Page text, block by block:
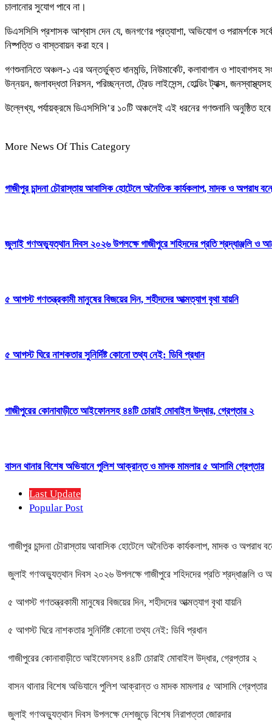
চালানোর সুযোগ পাবে না।
​ডিএসসিসি প্রশাসক আশ্বাস দেন যে, জনগণের প্রত্যাশা, অভিযোগ ও পরামর্শকে
নিষ্পত্তি ও বাস্তবায়ন করা হবে।
​গণশুনানিতে অঞ্চল-১ এর অন্তর্ভুক্ত ধানমন্ডি, নিউমার্কেট, কলাবাগান ও শাহবাগসহ
উন্নয়ন, জলাবদ্ধতা নিরসন, পরিচ্ছন্নতা, ট্রেড লাইসেন্স, হোল্ডিং ট্যাক্স,
​উল্লেখ্য, পর্যায়ক্রমে ডিএসসিসি’র ১০টি অঞ্চলেই এই ধরনের গণশুনানি অনুষ্ঠিত
More News Of This Category
গাজীপুর চান্দনা চৌরাস্তায় আবাসিক হোটেলে অনৈতিক কার্যকলাপ, মাদক ও অপরাধ
জুলাই গণঅভ্যুত্থান দিবস ২০২৬ উপলক্ষে গাজীপুরে শহিদদের প্রতি শ্রদ্ধাঞ্জলি ও
৫ আগস্ট গণতন্ত্রকামী মানুষের বিজয়ের দিন, শহীদদের আত্মত্যাগ বৃথা যায়নি
৫ আগস্ট ঘিরে নাশকতার সুনির্দিষ্ট কোনো তথ্য নেই: ডিবি প্রধান
গাজীপুরের কোনাবাড়ীতে আইফোনসহ ৪৪টি চোরাই মোবাইল উদ্ধার, গ্রেপ্তার ২
বাসন থানার বিশেষ অভিযানে পুলিশ আক্রান্ত ও মাদক মামলার ৫ আসামি গ্রেপ্তার
Last Update
Popular Post
গাজীপুর চান্দনা চৌরাস্তায় আবাসিক হোটেলে অনৈতিক কার্যকলাপ, মাদক ও অপরাধ
জুলাই গণঅভ্যুত্থান দিবস ২০২৬ উপলক্ষে গাজীপুরে শহিদদের প্রতি শ্রদ্ধাঞ্জলি ও
৫ আগস্ট গণতন্ত্রকামী মানুষের বিজয়ের দিন, শহীদদের আত্মত্যাগ বৃথা যায়নি
৫ আগস্ট ঘিরে নাশকতার সুনির্দিষ্ট কোনো তথ্য নেই: ডিবি প্রধান
গাজীপুরের কোনাবাড়ীতে আইফোনসহ ৪৪টি চোরাই মোবাইল উদ্ধার, গ্রেপ্তার ২
বাসন থানার বিশেষ অভিযানে পুলিশ আক্রান্ত ও মাদক মামলার ৫ আসামি গ্রেপ্তার
জুলাই গণঅভ্যুত্থান দিবস উপলক্ষে দেশজুড়ে বিশেষ নিরাপত্তা জোরদার